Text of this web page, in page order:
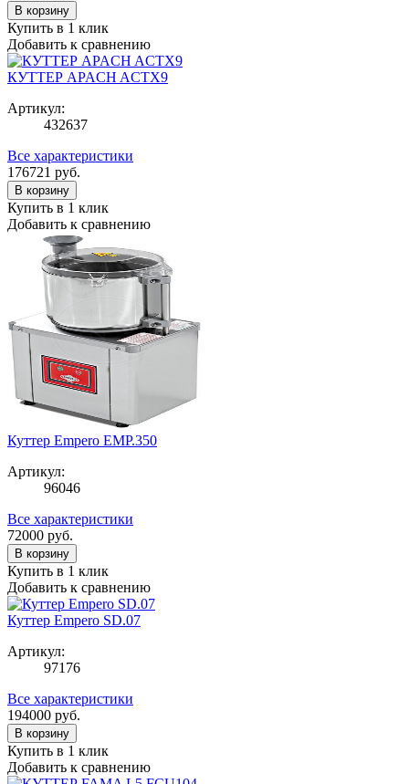
В корзину
Купить в 1 клик
Добавить к сравнению
КУТТЕР APACH ACTX9
Артикул:
432637
Все характеристики
176721 руб.
В корзину
Купить в 1 клик
Добавить к сравнению
Куттер Empero EMP.350
Артикул:
96046
Все характеристики
72000 руб.
В корзину
Купить в 1 клик
Добавить к сравнению
Куттер Empero SD.07
Артикул:
97176
Все характеристики
194000 руб.
В корзину
Купить в 1 клик
Добавить к сравнению